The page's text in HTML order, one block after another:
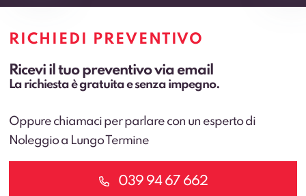
RICHIEDI PREVENTIVO
Ricevi il tuo preventivo via email
La richiesta è gratuita e senza impegno.
Oppure chiamaci per parlare con un esperto di
Noleggio a Lungo Termine
039 94 67 662